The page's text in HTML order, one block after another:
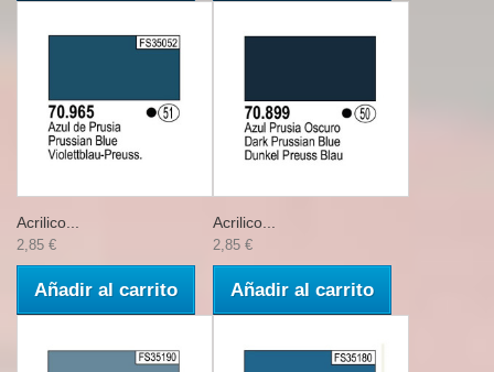
Acrilico...
2,85 €
Añadir al carrito
Acrilico...
2,85 €
Añadir al carrito